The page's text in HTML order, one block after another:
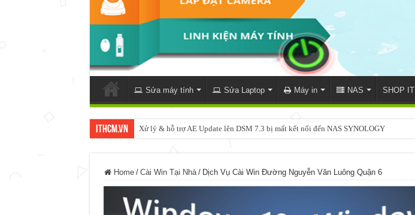
Sửa máy tính Sửa Laptop Máy in NAS SHOP IT
ItHCM.VN Xử lý & hỗ trợ AE Update lên DSM 7.3 bị mất kết nối đến NAS SYNOLOGY
Home / Cài Win Tại Nhà / Dịch Vụ Cài Win Đường Nguyễn Văn Luông Quận 6